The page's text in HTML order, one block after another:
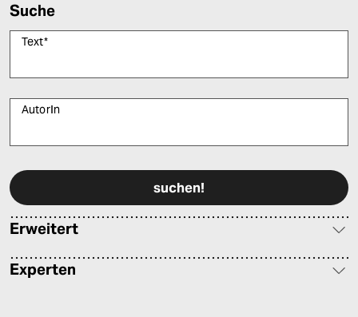
Suche
Text*
AutorIn
Erweitert
Experten